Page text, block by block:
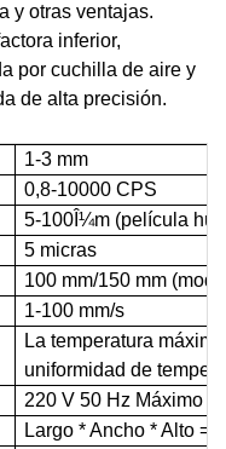
y otras ventajas.
inferior,
por cuchilla de aire y
de alta precisión.
1-3 mm
0,8-10000 CPS
5-100Î¼m (película
5 micras
100 mm/150 mm
1-100 mm/s
La temperatura
uniformidad de
220 V 50 Hz Máximo
Largo * Ancho * Alto